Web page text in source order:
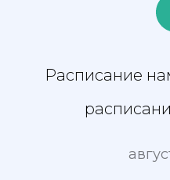
Расписание